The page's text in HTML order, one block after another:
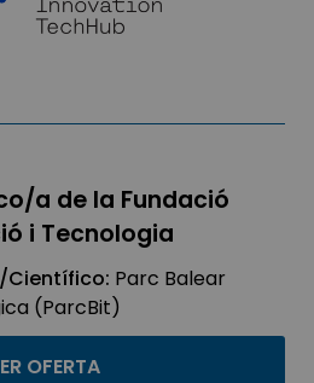
a de la Fundació
i Tecnologia
Científico: Parc Balear
(ParcBit)
OFERTA